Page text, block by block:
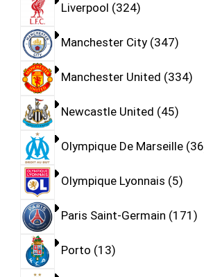
Liverpool 324
Manchester City 347
Manchester United 334
Newcastle United 45
Olympique De Marseille 36
Olympique Lyonnais 5
Paris Saint-Germain 171
Porto 13